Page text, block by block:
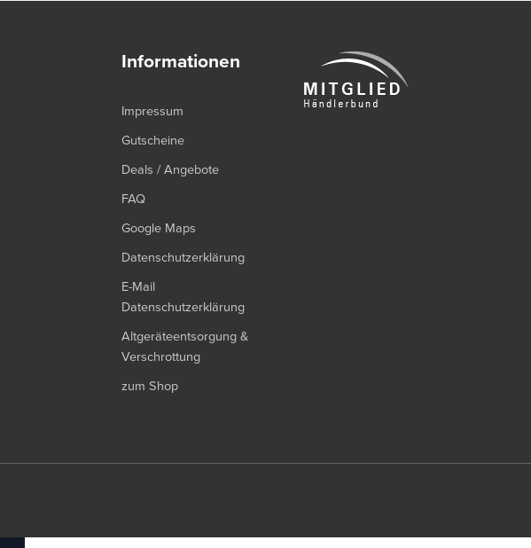
Informationen
Impressum
Gutscheine
Deals / Angebote
FAQ
Google Maps
Datenschutzerklärung
E-Mail
Datenschutzerklärung
Altgeräteentsorgung &
Verschrottung
zum Shop